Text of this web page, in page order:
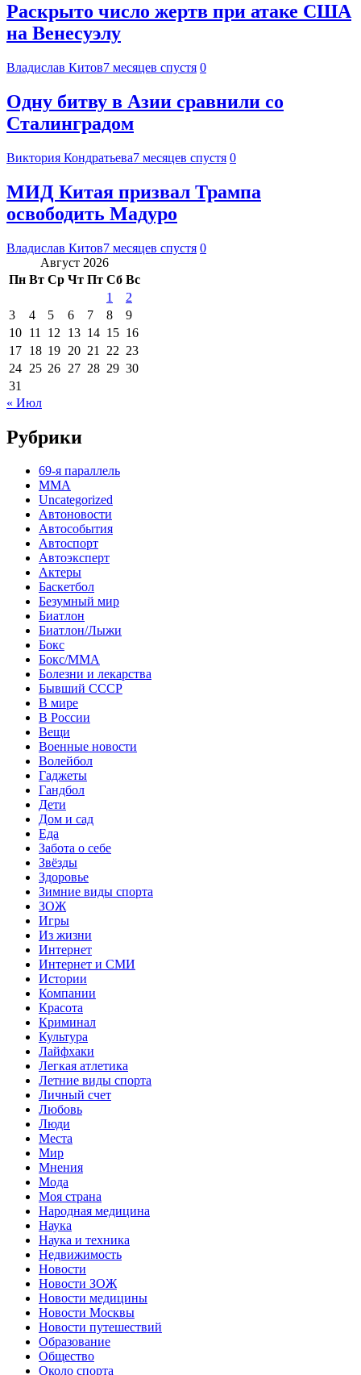
Раскрыто число жертв при атаке США
на Венесуэлу
Владислав Китов7 месяцев спустя 0
Одну битву в Азии сравнили со
Сталинградом
Виктория Кондратьева7 месяцев спустя 0
МИД Китая призвал Трампа
освободить Мадуро
Владислав Китов7 месяцев спустя 0
Август 2026
Пн Вт Ср Чт Пт Сб Вс
1
2
3
4 5 6 7 8
9
10 11 12 13 14 15 16
17 18 19 20 21 22 23
24 25 26 27 28 29 30
31
« Июл
Рубрики
69-я параллель
MMA
Uncategorized
Автоновости
Автособытия
Автоспорт
Автоэксперт
Актеры
Баскетбол
Безумный мир
Биатлон
Биатлон/Лыжи
Бокс
Бокс/MMA
Болезни и лекарства
Бывший СССР
В мире
В России
Вещи
Военные новости
Волейбол
Гаджеты
Гандбол
Дети
Дом и сад
Еда
Забота о себе
Звёзды
Здоровье
Зимние виды спорта
ЗОЖ
Игры
Из жизни
Интернет
Интернет и СМИ
Истории
Компании
Красота
Криминал
Культура
Лайфхаки
Легкая атлетика
Летние виды спорта
Личный счет
Любовь
Люди
Места
Мир
Мнения
Мода
Моя страна
Народная медицина
Наука
Наука и техника
Недвижимость
Новости
Новости ЗОЖ
Новости медицины
Новости Москвы
Новости путешествий
Образование
Общество
Около спорта